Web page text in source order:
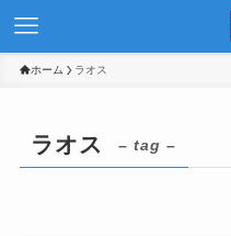
ホーム ラオス
ラオス – tag –